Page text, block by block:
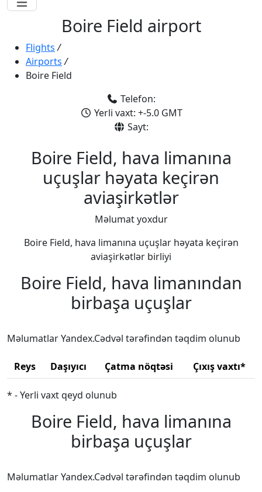
Boire Field airport
Flights /
Airports /
Boire Field
Telefon:
Yerli vaxt: +-5.0 GMT
Sayt:
Boire Field, hava limanına
uçuşlar həyata keçirən
aviaşirkətlər
Məlumat yoxdur
Boire Field, hava limanına uçuşlar həyata keçirən
aviaşirkətlər birliyi
Boire Field, hava limanından
birbaşa uçuşlar
Məlumatlar Yandex.Cədvəl tərəfindən təqdim olunub
Reys Daşıyıcı Çatma nöqtəsi Çıxış vaxtı*
* - Yerli vaxt qeyd olunub
Boire Field, hava limanına
birbaşa uçuşlar
Məlumatlar Yandex.Cədvəl tərəfindən təqdim olunub